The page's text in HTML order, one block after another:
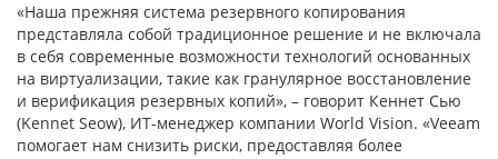
«Наша прежняя система резервного копирования
представляла собой традиционное решение и не включала
в себя современные возможности технологий основанных
на виртуализации, такие как гранулярное восстановление
и верификация резервных копий», – говорит Кеннет Сью
(Kennet Seow), ИТ-менеджер компании World Vision. «Veeam
помогает нам снизить риски, предоставляя более